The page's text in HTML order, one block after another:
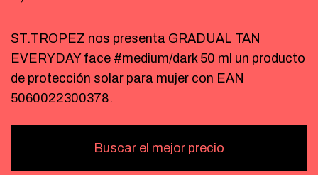
ST.TROPEZ nos presenta GRADUAL TAN
EVERYDAY face #medium/dark 50 ml un producto
de protección solar para mujer con EAN
5060022300378.
Buscar el mejor precio